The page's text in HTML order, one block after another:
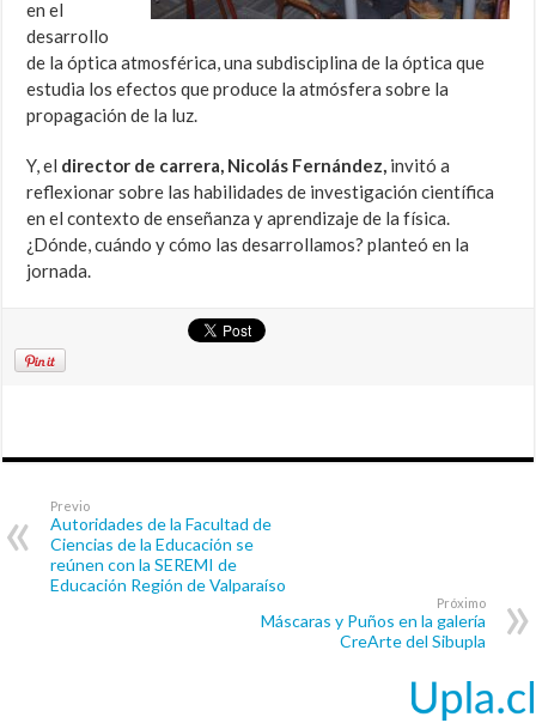
en el
desarrollo
de la óptica atmosférica, una subdisciplina de la óptica que
estudia los efectos que produce la atmósfera sobre la
propagación de la luz.
Y, el director de carrera, Nicolás Fernández, invitó a
reflexionar sobre las habilidades de investigación científica
en el contexto de enseñanza y aprendizaje de la física.
¿Dónde, cuándo y cómo las desarrollamos? planteó en la
jornada.
Previo
Autoridades de la Facultad de
Ciencias de la Educación se
reúnen con la SEREMI de
Educación Región de Valparaíso
Próximo
Máscaras y Puños en la galería
CreArte del Sibupla